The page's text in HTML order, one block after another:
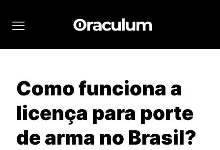
Como funciona a
licença para porte
de arma no Brasil?